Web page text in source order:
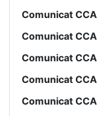
Comunicat CCA
Comunicat CCA
Comunicat CCA
Comunicat CCA
Comunicat CCA